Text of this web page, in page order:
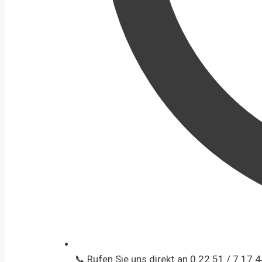
📞 Rufen Sie uns direkt an 0 22 51 / 7 17